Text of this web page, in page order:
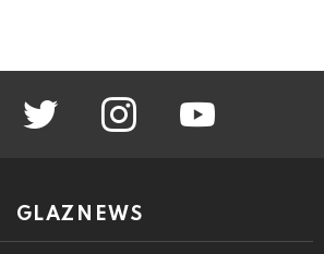
twitter instagram
GLAZNEWS